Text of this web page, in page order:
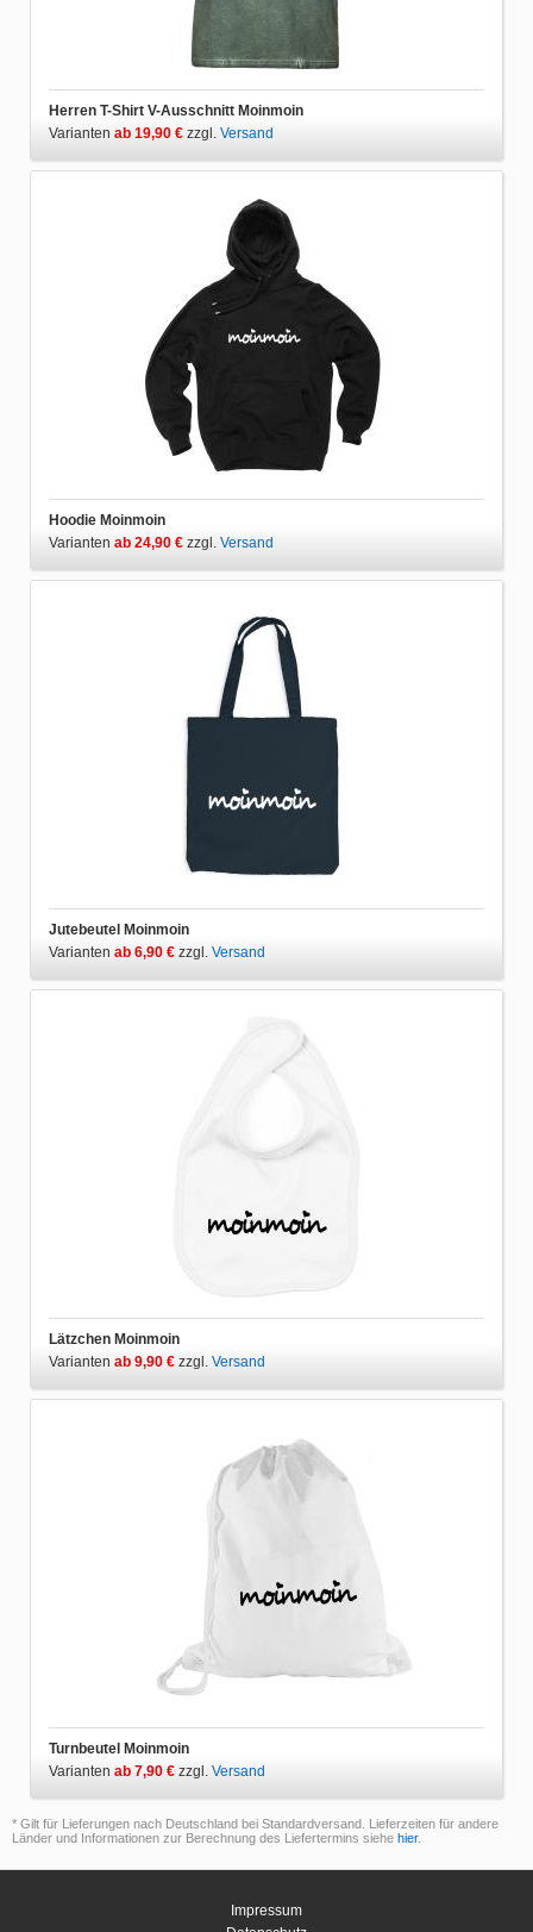
Herren T-Shirt V-Ausschnitt Moinmoin
Varianten ab 19,90 € zzgl. Versand
Hoodie Moinmoin
Varianten ab 24,90 € zzgl. Versand
Jutebeutel Moinmoin
Varianten ab 6,90 € zzgl. Versand
Lätzchen Moinmoin
Varianten ab 9,90 € zzgl. Versand
Turnbeutel Moinmoin
Varianten ab 7,90 € zzgl. Versand
* Gilt für Lieferungen nach Deutschland bei Standardversand. Lieferzeiten für andere
Länder und Informationen zur Berechnung des Liefertermins siehe hier.
Impressum